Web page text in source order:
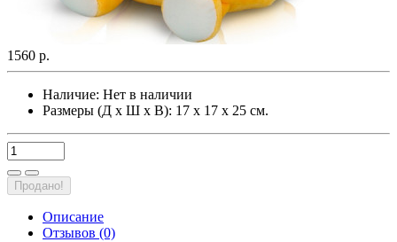
1560 р.
Наличие: Нет в наличии
Размеры (Д х Ш х В): 17 х 17 х 25 см.
Продано!
Описание
Отзывов (0)